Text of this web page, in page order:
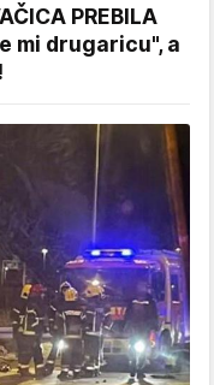
PREBILA
mi drugaricu", a